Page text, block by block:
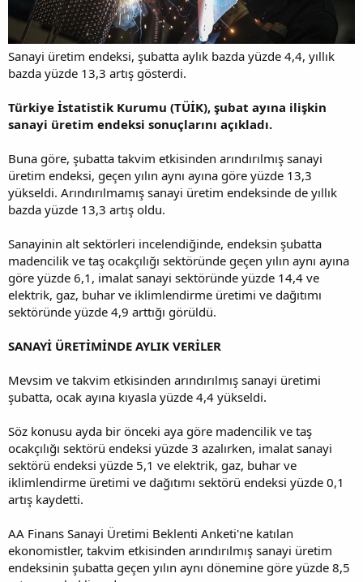
Sanayi üretim endeksi, şubatta aylık bazda yüzde 4,4, yıllık
bazda yüzde 13,3 artış gösterdi.
Türkiye İstatistik Kurumu (TÜİK), şubat ayına ilişkin
sanayi üretim endeksi sonuçlarını açıkladı.
Buna göre, şubatta takvim etkisinden arındırılmış sanayi
üretim endeksi, geçen yılın aynı ayına göre yüzde 13,3
yükseldi. Arındırılmamış sanayi üretim endeksinde de yıllık
bazda yüzde 13,3 artış oldu.
Sanayinin alt sektörleri incelendiğinde, endeksin şubatta
madencilik ve taş ocakçılığı sektöründe geçen yılın aynı ayına
göre yüzde 6,1, imalat sanayi sektöründe yüzde 14,4 ve
elektrik, gaz, buhar ve iklimlendirme üretimi ve dağıtımı
sektöründe yüzde 4,9 arttığı görüldü.
SANAYİ ÜRETİMİNDE AYLIK VERİLER
Mevsim ve takvim etkisinden arındırılmış sanayi üretimi
şubatta, ocak ayına kıyasla yüzde 4,4 yükseldi.
Söz konusu ayda bir önceki aya göre madencilik ve taş
ocakçılığı sektörü endeksi yüzde 3 azalırken, imalat sanayi
sektörü endeksi yüzde 5,1 ve elektrik, gaz, buhar ve
iklimlendirme üretimi ve dağıtımı sektörü endeksi yüzde 0,1
artış kaydetti.
AA Finans Sanayi Üretimi Beklenti Anketi'ne katılan
ekonomistler, takvim etkisinden arındırılmış sanayi üretim
endeksinin şubatta geçen yılın aynı dönemine göre yüzde 8,5